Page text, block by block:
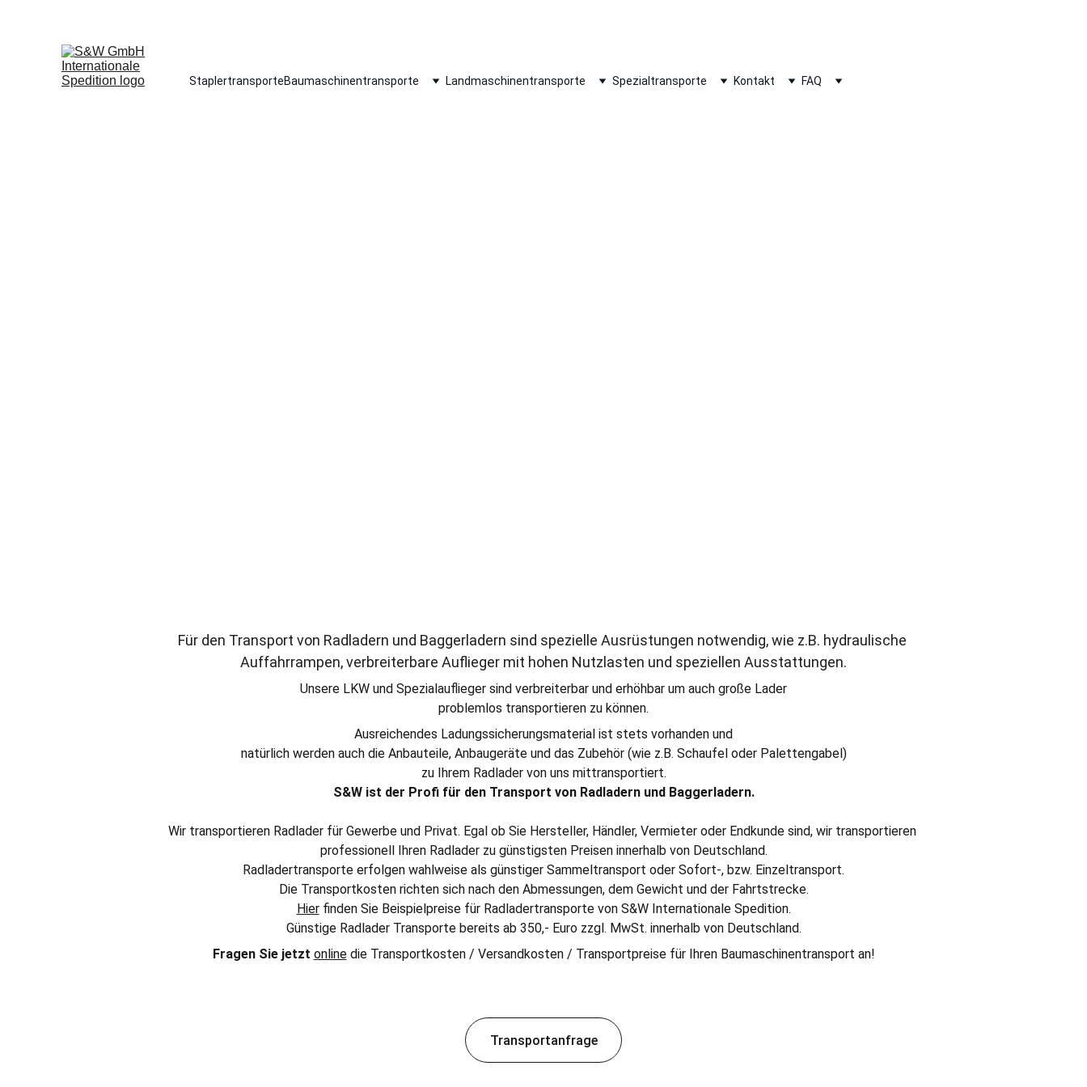
StaplertransporteBaumaschinentransporte Landmaschinentransporte Spezialtransporte Kontakt FAQ
Für den Transport von Radladern und Baggerladern sind spezielle Ausrüstungen notwendig, wie z.B. hydraulische
Auffahrrampen, verbreiterbare Auflieger mit hohen Nutzlasten und speziellen Ausstattungen.
Unsere LKW und Spezialauflieger sind verbreiterbar und erhöhbar um auch große Lader
problemlos transportieren zu können.
Ausreichendes Ladungssicherungsmaterial ist stets vorhanden und
natürlich werden auch die Anbauteile, Anbaugeräte und das Zubehör (wie z.B. Schaufel oder Palettengabel)
zu Ihrem Radlader von uns mittransportiert.
S&W ist der Profi für den Transport von Radladern und Baggerladern.
Wir transportieren Radlader für Gewerbe und Privat. Egal ob Sie Hersteller, Händler, Vermieter oder Endkunde sind, wir transportieren
professionell Ihren Radlader zu günstigsten Preisen innerhalb von Deutschland.
Radladertransporte erfolgen wahlweise als günstiger Sammeltransport oder Sofort-, bzw. Einzeltransport.
Die Transportkosten richten sich nach den Abmessungen, dem Gewicht und der Fahrtstrecke.
Hier finden Sie Beispielpreise für Radladertransporte von S&W Internationale Spedition.
Günstige Radlader Transporte bereits ab 350,- Euro zzgl. MwSt. innerhalb von Deutschland.
Fragen Sie jetzt online die Transportkosten / Versandkosten / Transportpreise für Ihren Baumaschinentransport an!
Transportanfrage